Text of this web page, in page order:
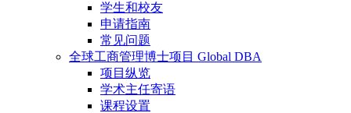
学生和校友
申请指南
常见问题
全球工商管理博士项目 Global DBA
项目纵览
学术主任寄语
课程设置